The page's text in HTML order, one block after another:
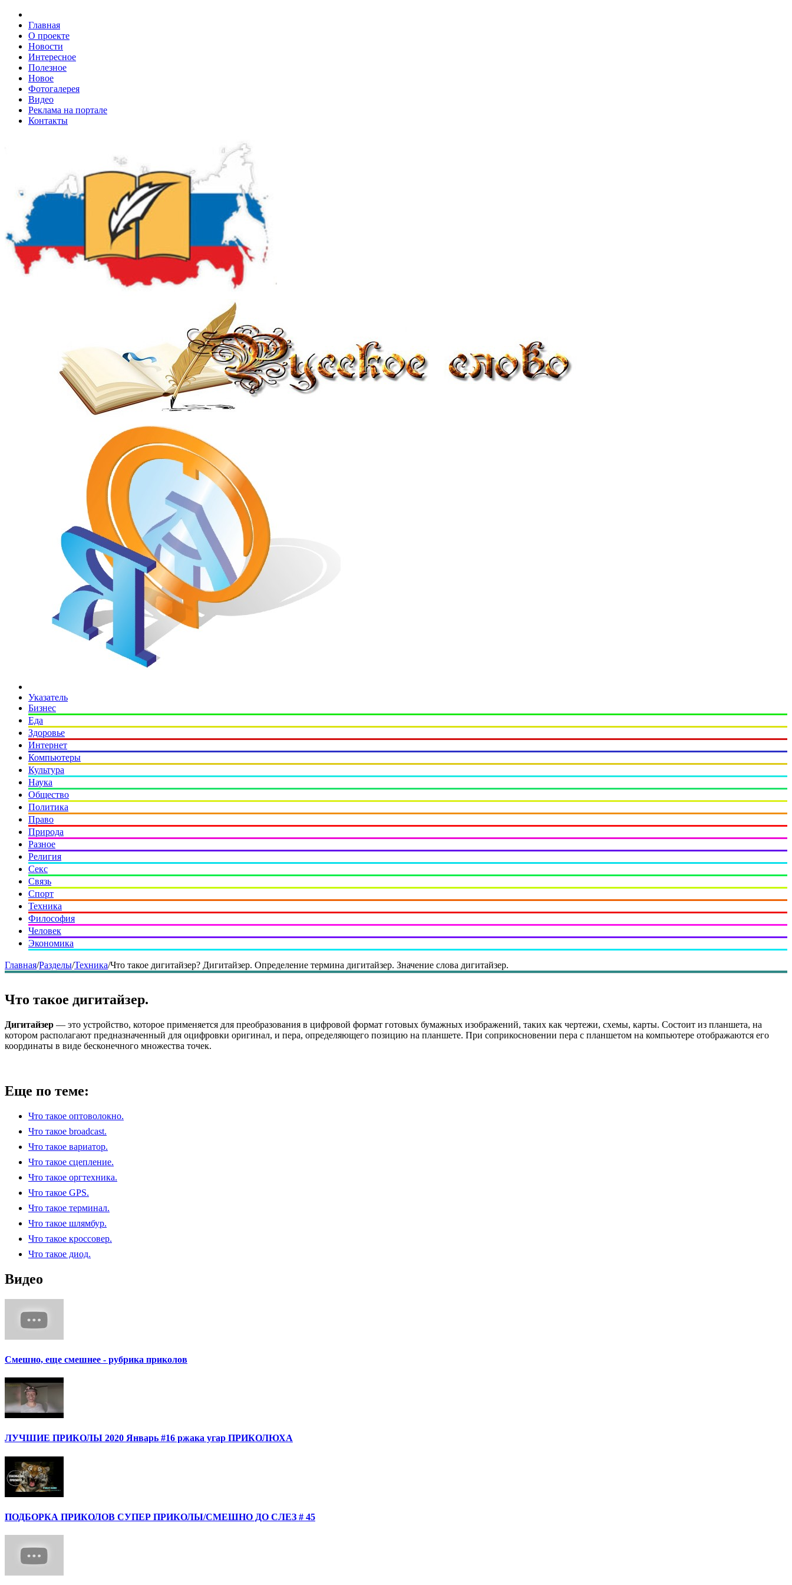
Главная
О проекте
Новости
Интересное
Полезное
Новое
Фотогалерея
Видео
Реклама на портале
Контакты
Указатель
Бизнес
Еда
Здоровье
Интернет
Компьютеры
Культура
Наука
Общество
Политика
Право
Природа
Разное
Религия
Секс
Связь
Спорт
Техника
Философия
Человек
Экономика
Главная/Разделы/Техника/Что такое дигитайзер? Дигитайзер. Определение термина дигитайзер. Значение слова дигитайзер.
Что такое дигитайзер.
Дигитайзер — это устройство, которое применяется для преобразования в цифровой формат готовых бумажных изображений, таких как чертежи, схемы, карты. Состоит из планшета, на
котором располагают предназначенный для оцифровки оригинал, и пера, определяющего позицию на планшете. При соприкосновении пера с планшетом на компьютере отображаются его
координаты в виде бесконечного множества точек.
Еще по теме:
Что такое оптоволокно.
Что такое broadcast.
Что такое вариатор.
Что такое сцепление.
Что такое оргтехника.
Что такое GPS.
Что такое терминал.
Что такое шлямбур.
Что такое кроссовер.
Что такое диод.
Видео
Смешно, еще смешнее - рубрика приколов
ЛУЧШИЕ ПРИКОЛЫ 2020 Январь #16 ржака угар ПРИКОЛЮХА
ПОДБОРКА ПРИКОЛОВ СУПЕР ПРИКОЛЫ/СМЕШНО ДО СЛЕЗ # 45